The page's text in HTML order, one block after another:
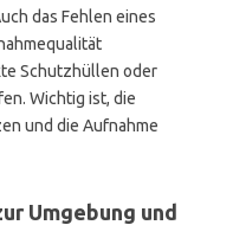
das Fehlen eines
Schutzhüllen oder
Wichtig ist, die
und die Aufnahme
Umgebung und